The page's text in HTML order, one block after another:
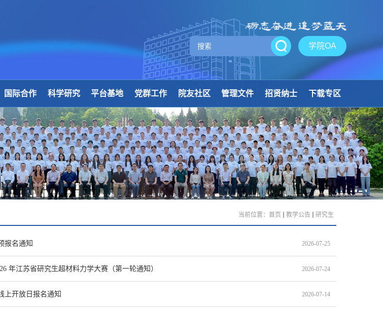
学院OA
国际合作 科学研究 平台基地 党群工作 院友社区 管理文件 招贤纳士 下载专区
当前位置： 首页 教学公告 研究生
报名通知 2026-07-25
年江苏省研究生超材料力学大赛（第一轮通知） 2026-07-24
上开放日报名通知 2026-07-14